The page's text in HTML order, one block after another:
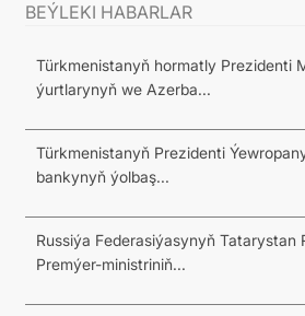
BEÝLEKI HABARLAR
Türkmenistanyň hormatly Prezidenti
ýurtlarynyň we Azerba...
Türkmenistanyň Prezidenti
bankynyň ýolbaş...
Russiýa Federasiýasynyň Tatarystan
Premýer-ministriniň...